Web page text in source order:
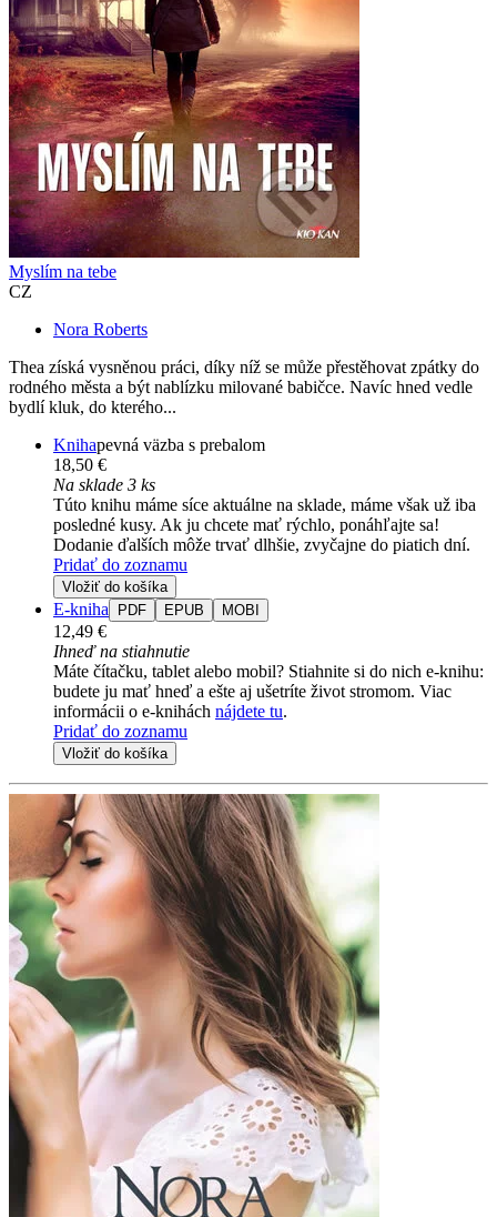
Myslím na tebe
CZ
Nora Roberts
Thea získá vysněnou práci, díky níž se může přestěhovat zpátky do
rodného města a být nablízku milované babičce. Navíc hned vedle
bydlí kluk, do kterého...
Knihapevná väzba s prebalom
18,50 €
Na sklade 3 ks
Túto knihu máme síce aktuálne na sklade, máme však už iba
posledné kusy. Ak ju chcete mať rýchlo, ponáhľajte sa!
Dodanie ďalších môže trvať dlhšie, zvyčajne do piatich dní.
Pridať do zoznamu
Vložiť do košíka
E-kniha PDF EPUB MOBI
12,49 €
Ihneď na stiahnutie
Máte čítačku, tablet alebo mobil? Stiahnite si do nich e-knihu:
budete ju mať hneď a ešte aj ušetríte život stromom. Viac
informácii o e-knihách nájdete tu.
Pridať do zoznamu
Vložiť do košíka